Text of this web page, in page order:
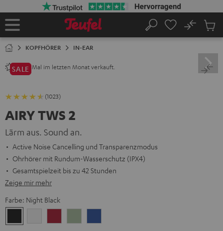
Startseite
Suche
No
KOPFHÖRER IN-EAR
2800+ Mal im letzten Monat verkauft.
SALE
(1023)
AIRY TWS 2
Lärm aus. Sound an.
Active Noise Cancelling und Transparenzmodus
Ohrhörer mit Rundum-Wasserschutz (IPX4)
Gesamtspielzeit bis zu 42 Stunden
Zeige mir mehr
Farbe: Night Black
Black
White
Red
Green